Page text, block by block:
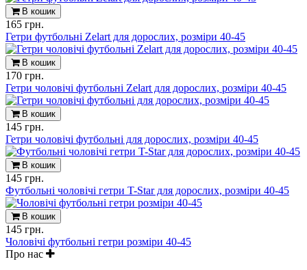
В кошик
165 грн.
Гетри футбольні Zelart для дорослих, розміри 40-45
В кошик
170 грн.
Гетри чоловічі футбольні Zelart для дорослих, розміри 40-45
В кошик
145 грн.
Гетри чоловічі футбольні для дорослих, розміри 40-45
В кошик
145 грн.
Футбольні чоловічі гетри T-Star для дорослих, розміри 40-45
В кошик
145 грн.
Чоловічі футбольні гетри розміри 40-45
Про нас